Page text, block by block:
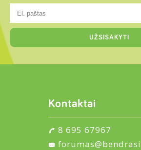
Kontaktai
8 695 67967